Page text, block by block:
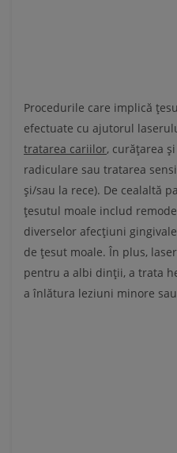
Procedurile care implică
efectuate cu ajutorul
tratarea cariilor, curățarea
radiculare sau tratarea
și/sau la rece). De cealaltă
țesutul moale includ
diverselor afecțiuni
de țesut moale. În plus,
pentru a albi dinții, a trata
a înlătura leziuni minore